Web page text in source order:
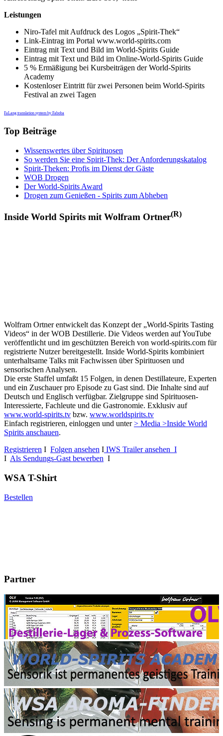
Leistungen
Niro-Tafel mit Aufdruck des Logos „Spirit-Thek“
Link-Eintrag im Portal www.world-spirits.com
Eintrag mit Text und Bild im World-Spirits Guide
Eintrag mit Text und Bild im Online-World-Spirits Guide
5 % Ermäßigung bei Kursbeiträgen der World-Spirits
Academy
Kostenloser Eintritt für zwei Personen beim World-Spirits
Festival an zwei Tagen
FaLang translation system by Faboba
Top Beiträge
Wissenswertes über Spirituosen
So werden Sie eine Spirit-Thek: Der Anforderungskatalog
Spirit-Theken: Profis im Dienst der Gäste
WOB Drogen
Der World-Spirits Award
Drogen zum Genießen - Spirits zum Abheben
Inside World Spirits mit Wolfram Ortner(R)
Wolfram Ortner entwickelt das Konzept der „World-Spirits Tasting
Videos“ in der WOB Destillerie. Die Videos werden auf YouTube
veröffentlicht und im geschützten Bereich von world-spirits.com für
registrierte Nutzer bereitgestellt. Inside World-Spirits kombiniert
unterhaltsame Talks mit Fachwissen über Spirituosen und
sensorischen Analysen.
Die erste Staffel umfaßt 15 Folgen, in denen Destillateure, Experten
und ein Zuschauer pro Episode zu Gast sind. Die Inhalte sind auf
Deutsch und Englisch verfügbar. Zielgruppe sind Spirituosen-
Interessierte, Fachleute und die Gastronomie. Exklusiv auf
www.world-spirits.tv bzw. www.worldspirits.tv
Einfach registrieren, einloggen und unter> Media >Inside World
Spirits anschauen.
Registrieren I Folgen ansehen I IWS Trailer ansehen I
I Als Sendungs-Gast bewerben I
WSA T-Shirt
Bestellen
Partner